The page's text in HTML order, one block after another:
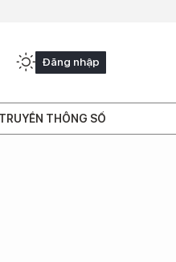
Đăng nhập
TRUYỀN THÔNG SỐ